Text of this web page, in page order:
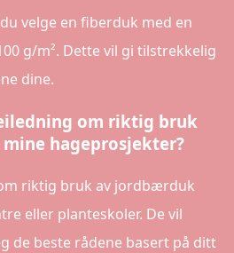
velge en fiberduk med en
g/m². Dette vil gi tilstrekkelig
dine.
om riktig bruk
hageprosjekter?
riktig bruk av jordbærduk
eller planteskoler. De vil
de beste rådene basert på ditt